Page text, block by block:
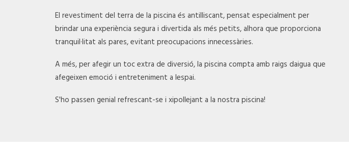
El revestiment del terra de la piscina és antilliscant, pensat especialment per
brindar una experiència segura i divertida als més petits, alhora que proporciona
tranquil·litat als pares, evitant preocupacions innecessàries.
A més, per afegir un toc extra de diversió, la piscina compta amb raigs daigua que
afegeixen emoció i entreteniment a lespai.
S'ho passen genial refrescant-se i xipollejant a la nostra piscina!